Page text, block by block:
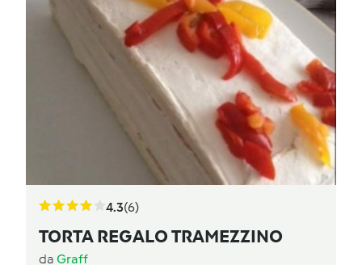
4.3(6)
TORTA REGALO TRAMEZZINO
da Graff